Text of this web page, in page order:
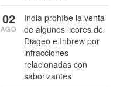
India prohíbe la venta
de algunos licores de
Diageo e Inbrew por
infracciones
relacionadas con
saborizantes
02
AGO